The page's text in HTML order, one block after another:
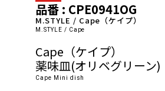
品番 : CPE0941OG
M.STYLE / Cape（ケイプ）
M.STYLE / Cape
Cape（ケイプ）
薬味皿(オリベグリーン)
Cape Mini dish